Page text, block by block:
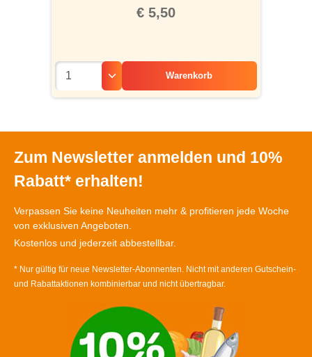
€ 5,50
Warenkorb
Zum Newsletter anmelden und 10%
Rabatt* erhalten!
Verpassen Sie keine Neuheiten mehr & profitieren jede Woche
von exklusiven Angeboten.
Kostenlos und jederzeit abbestellbar.
* Nur gültig für neue Newsletter-Abonnenten. Nicht mit anderen Gutschein-
und Rabattaktionen kombinierbar und nicht übertragbar.